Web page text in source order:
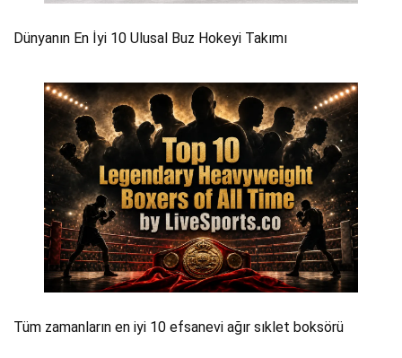
Dünyanın En İyi 10 Ulusal Buz Hokeyi Takımı
Tüm zamanların en iyi 10 efsanevi ağır sıklet boksörü